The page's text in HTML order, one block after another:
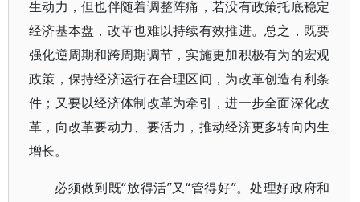
生动力，但也伴随着调整阵痛，若没有政策托底稳定
经济基本盘，改革也难以持续有效推进。总之，既要
强化逆周期和跨周期调节，实施更加积极有为的宏观
政策，保持经济运行在合理区间，为改革创造有利条
件；又要以经济体制改革为牵引，进一步全面深化改
革，向改革要动力、要活力，推动经济更多转向内生
增长。
必须做到既“放得活”又“管得好”。处理好政府和